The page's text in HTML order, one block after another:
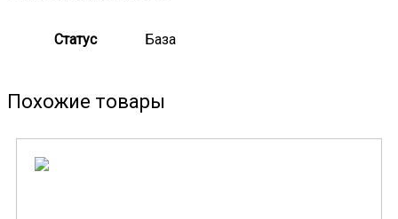
Статус База
Похожие товары